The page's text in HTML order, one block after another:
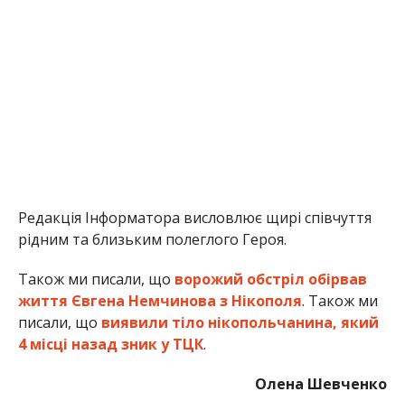
Редакція Інформатора висловлює щирі співчуття
рідним та близьким полеглого Героя.
Також ми писали, що ворожий обстріл обірвав
життя Євгена Немчинова з Нікополя. Також ми
писали, що виявили тіло нікопольчанина, який
4 місці назад зник у ТЦК.
Олена Шевченко